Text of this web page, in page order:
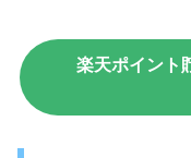
楽天ポイント